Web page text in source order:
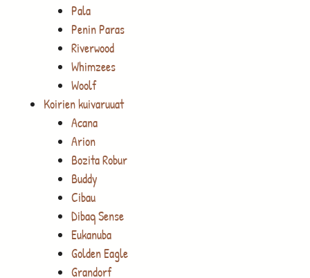
Pala
Penin Paras
Riverwood
Whimzees
Woolf
Koirien kuivaruuat
Acana
Arion
Bozita Robur
Buddy
Cibau
Dibaq Sense
Eukanuba
Golden Eagle
Grandorf